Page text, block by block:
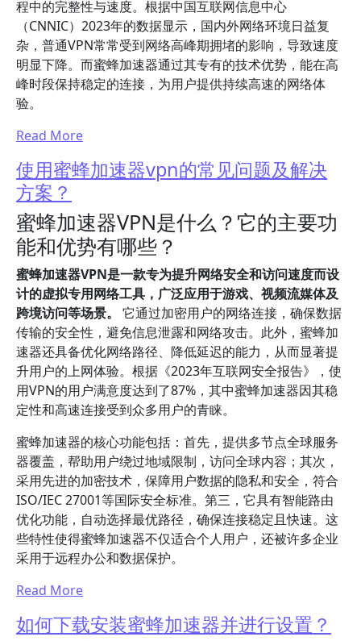
程中的完整性与速度。根据中国互联网信息中心
（CNNIC）2023年的数据显示，国内外网络环境日益复
杂，普通VPN常常受到网络高峰期拥堵的影响，导致速度
明显下降。而蜜蜂加速器通过其专有的技术优势，能在高
峰时段保持稳定的连接，为用户提供持续高速的网络体
验。
Read More
使用蜜蜂加速器vpn的常见问题及解决
方案？
蜜蜂加速器VPN是什么？它的主要功
能和优势有哪些？
蜜蜂加速器VPN是一款专为提升网络安全和访问速度而设
计的虚拟专用网络工具，广泛应用于游戏、视频流媒体及
跨境访问等场景。
它通过加密用户的网络连接，确保数据
传输的安全性，避免信息泄露和网络攻击。此外，蜜蜂加
速器还具备优化网络路径、降低延迟的能力，从而显著提
升用户的上网体验。根据《2023年互联网安全报告》，使
用VPN的用户满意度达到了87%，其中蜜蜂加速器因其稳
定性和高速连接受到众多用户的青睐。
蜜蜂加速器的核心功能包括：首先，提供多节点全球服务
器覆盖，帮助用户绕过地域限制，访问全球内容；其次，
采用先进的加密技术，保障用户数据的隐私和安全，符合
ISO/IEC 27001等国际安全标准。第三，它具有智能路由
优化功能，自动选择最优路径，确保连接稳定且快速。这
些特性使得蜜蜂加速器不仅适合个人用户，还被许多企业
采用于远程办公和数据保护。
Read More
如何下载安装蜜蜂加速器并进行设置？